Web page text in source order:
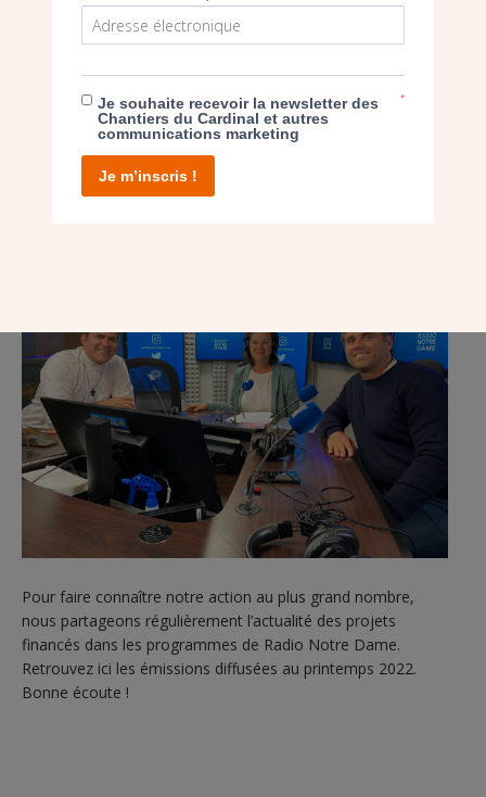
intérieurs pour accueillir les fidèles et les religieuses.
ÉCOUTEZ LES CHANTIERS DU CARDINAL SUR
RADIO NOTRE DAME
Pour faire connaître notre action au plus grand nombre,
nous partageons régulièrement l’actualité des projets
financés dans les programmes de Radio Notre Dame.
Retrouvez ici les émissions diffusées au printemps 2022.
Bonne écoute !
Je souhaite recevoir la newsletter des
Chantiers du Cardinal et autres
communications marketing
*
Je m’inscris !